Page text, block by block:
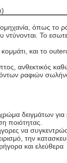
όπως
ντύνονται. Το
και το
ανθεκτικός
ραφιών
δειγμάτων για
ποιότητας.
να
την
και ελεύθερα